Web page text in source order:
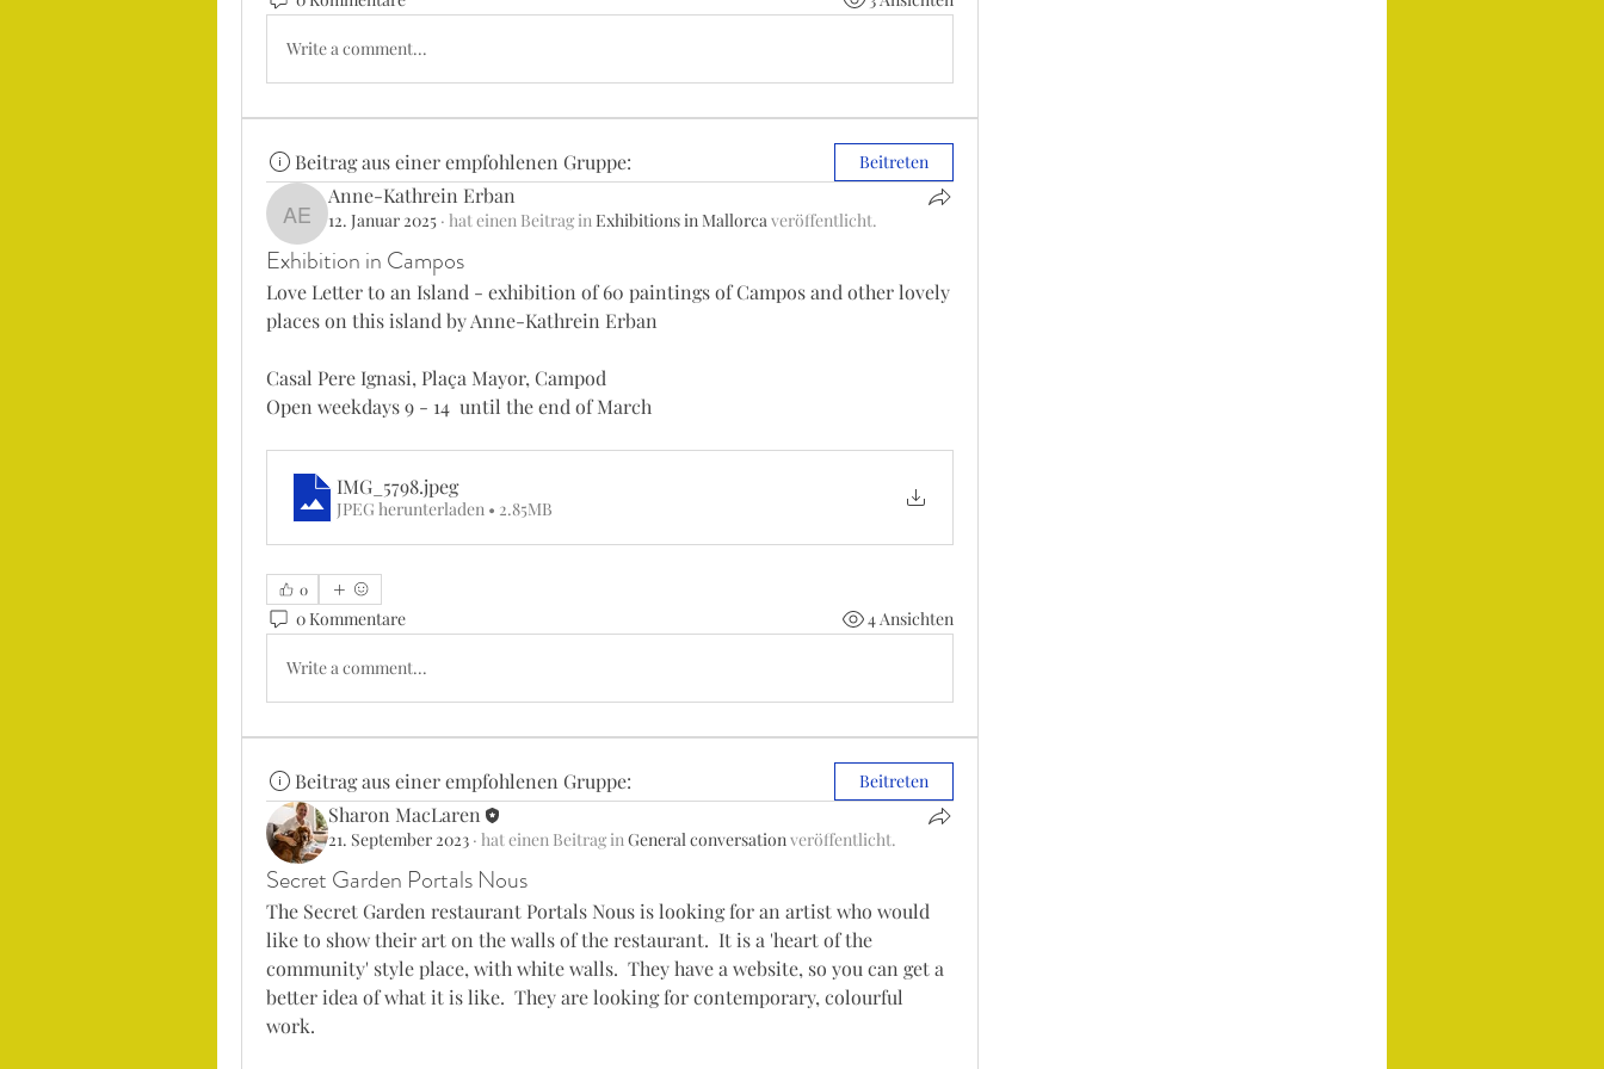
Write a comment...
Beitrag aus einer empfohlenen Gruppe: Beitreten
Anne-Kathrein Erban
Anne-Kathrein Erban
12. Januar 2025 · hat einen Beitrag in Exhibitions in Mallorca veröffentlicht.
Exhibition in Campos
Love Letter to an Island - exhibition of 60 paintings of Campos and other lovely
places on this island by Anne-Kathrein Erban
Casal Pere Ignasi, Plaça Mayor, Campod
Open weekdays 9 - 14  until the end of March
IMG_5798.jpeg
JPEG herunterladen • 2.85MB
0
0 Kommentare 4 Ansichten
Write a comment...
Beitrag aus einer empfohlenen Gruppe: Beitreten
Sharon MacLaren
21. September 2023 · hat einen Beitrag inGeneral conversationveröffentlicht.
Secret Garden Portals Nous
The Secret Garden restaurant Portals Nous is looking for an artist who would
like to show their art on the walls of the restaurant.  It is a 'heart of the
community' style place, with white walls.  They have a website, so you can get a
better idea of what it is like.  They are looking for contemporary, colourful
work.